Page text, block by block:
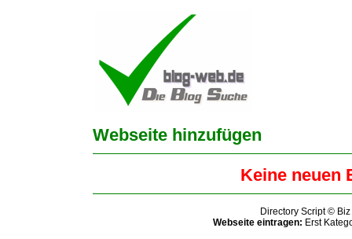
Webseite hinzufügen
Keine neuen
Directory Script ©
Webseite eintragen: Erst